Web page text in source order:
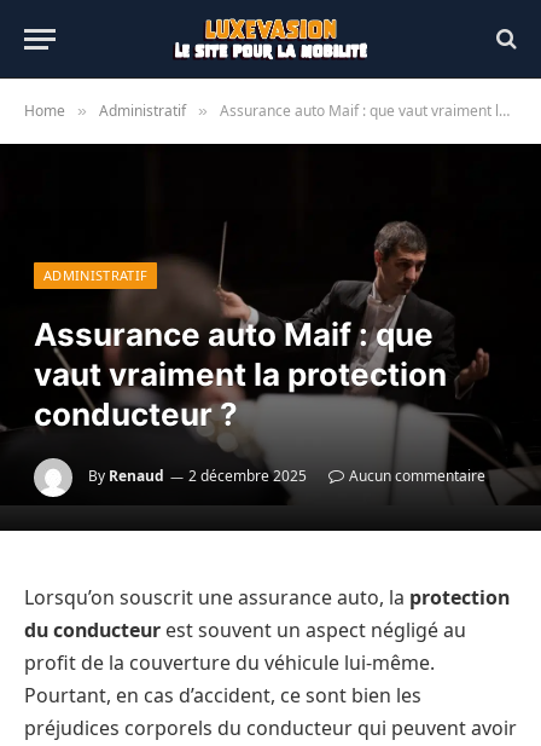
Home » Administratif » Assurance auto Maif : que vaut vraiment la protection conducteur ?
ADMINISTRATIF
Assurance auto Maif : que
vaut vraiment la protection
conducteur ?
By Renaud 2 décembre 2025 Aucun commentaire
Lorsqu’on souscrit une assurance auto, la protection
du conducteur est souvent un aspect négligé au
profit de la couverture du véhicule lui-même.
Pourtant, en cas d’accident, ce sont bien les
préjudices corporels du conducteur qui peuvent avoir